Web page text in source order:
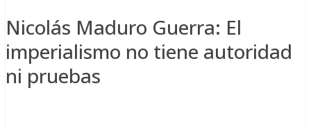
Nicolás Maduro Guerra: El
imperialismo no tiene autoridad
ni pruebas